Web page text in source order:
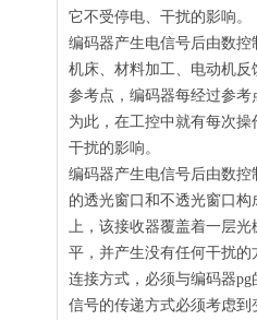
它不受停电、干扰的影响。
编码器产生电信号后由数
机床、材料加工、电动机
参考点，编码器每经过参
为此，在工控中就有每次
干扰的影响。
编码器产生电信号后由数
的透光窗口和不透光窗口
上，该接收器覆盖着一层
平，并产生没有任何干扰
连接方式，必须与编码器
信号的传递方式必须考虑